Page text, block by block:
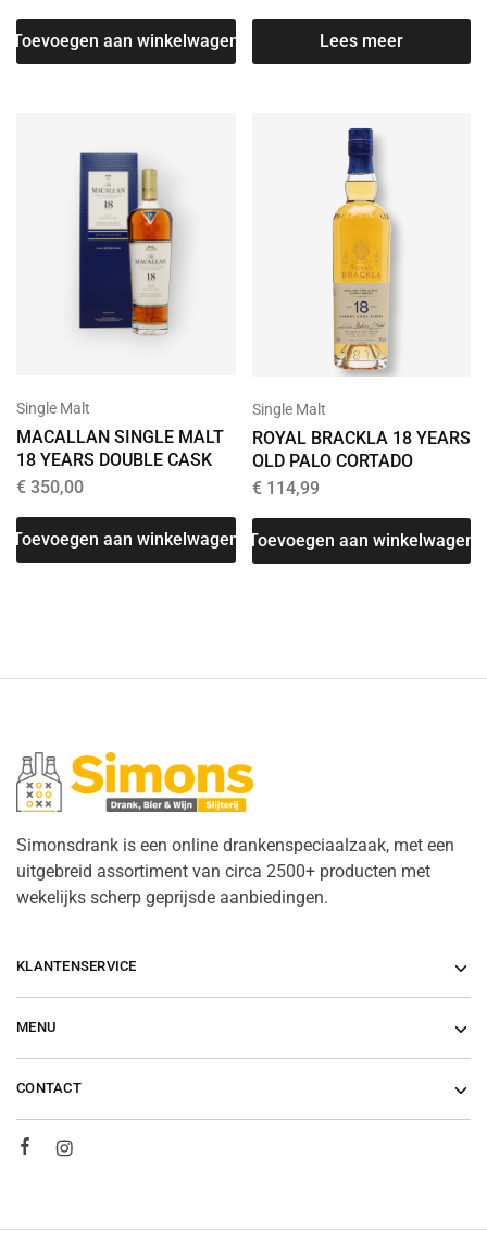
Toevoegen aan winkelwagen Lees meer
Single Malt
MACALLAN SINGLE MALT
18 YEARS DOUBLE CASK
€ 350,00
Toevoegen aan winkelwagen
Single Malt
ROYAL BRACKLA 18 YEARS
OLD PALO CORTADO
€114,99
Toevoegen aan winkelwagen
Simonsdrank is een online drankenspeciaalzaak, met een
uitgebreid assortiment van circa 2500+ producten met
wekelijks scherp geprijsde aanbiedingen.
KLANTENSERVICE
MENU
CONTACT